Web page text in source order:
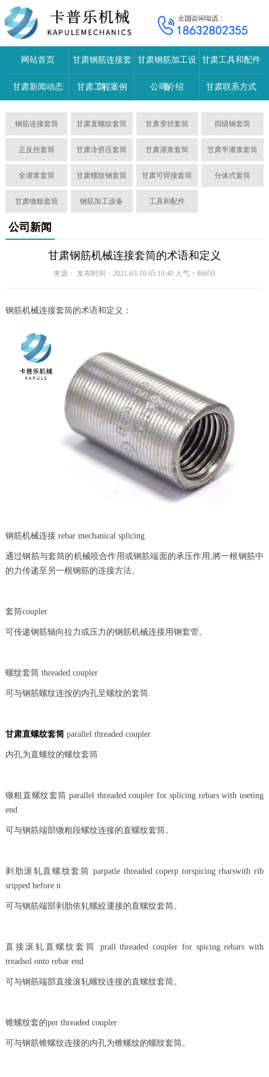
网站首页 甘肃钢筋连接套
筒
甘肃钢筋加工设
备
甘肃工具和配件
甘肃新闻动态 甘肃工程案例 公司介绍 甘肃联系方式
钢筋连接套筒 甘肃直螺纹套筒 甘肃变径套筒 四级钢套筒
正反丝套筒 甘肃冷挤压套筒 甘肃灌浆套筒 甘肃半灌浆套筒
全灌浆套筒 甘肃螺纹钢套筒 甘肃可焊接套筒 分体式套筒
甘肃镦粗套筒 钢筋加工设备 工具和配件
公司新闻
甘肃钢筋机械连接套筒的术语和定义
来源： 发布时间：2021-03-10 05:10:40 人气：86659
钢筋机械连接套筒的术语和定义：
钢筋机械连接 rebar mechanical splicing
通过钢筋与套筒的机械咬合作用或钢筋端面的承压作用,將一根钢筋中
的力传递至另一根钢筋的连接方法。
套筒coupler
可传递钢筋轴向拉力或压力的钢筋机械连接用钢套管。
螺纹套筒 threaded coupler
可与钢筋螺纹连按的内孔呈螺纹的套筒.
甘肃直螺纹套筒parallel threaded coupler
内孔为直螺纹的螺纹套筒
镦粗直螺纹套筒 parallel threaded coupler for splicing rebars with useting
end
可与钢筋端部镦粗段螺纹连接的直螺纹套筒。
剥肋滚轧直螺纹套筒 parpatle threaded coperp torspicing rbarswith rib
sripped before n
可与钢筋端部剥肋依轧螺絞運接的直螺纹套筒。
直接滚轧直螺纹套筒 prall threaded coupler for spicing rebars with
treadsol onto rebar end
可与钢筋端部直接滚轧螺纹连接的直螺纹套筒。
锥螺纹套的per threaded coupler
可与钢筋锥螺纹连接的内孔为锥螺纹的螺纹套筒。